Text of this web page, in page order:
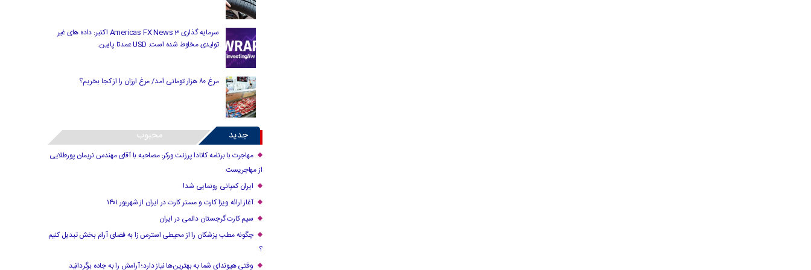
سرمایه گذاری Americas FX News 3 اکتبر: داده های غیر
تولیدی مخلوط شده است. USD عمدتا پایین.
مرغ ۸۰ هزار تومانی آمد/ مرغ ارزان را از کجا بخریم؟
جدید محبوب
مهاجرت با برنامه کانادا پرزنت ورکر: مصاحبه با آقای مهندس نریمان پورطلایی
از مهاجریست
ایران کمپانی رونمایی شد!
آغاز ارائه ویزا کارت و مستر کارت در ایران از شهریور ۱۴۰۱
سیم کارت گرجستان دائمی در ایران
چگونه مطب پزشکان را از محیطی استرس زا به فضای آرام بخش تبدیل کنیم
؟
وقتی هیوندای شما به بهترین‌ها نیاز دارد؛ آرامش را به جاده برگردانید